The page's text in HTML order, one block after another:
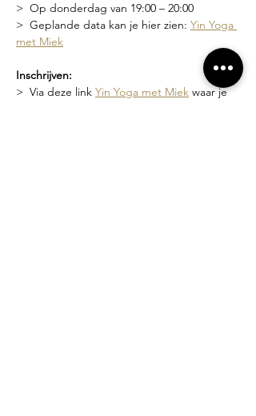
>  Op donderdag van 19:00 – 20:00
>  Geplande data kan je hier zien: Yin Yoga
met Miek
Inschrijven:
>  Via deze link Yin Yoga met Miek waar je